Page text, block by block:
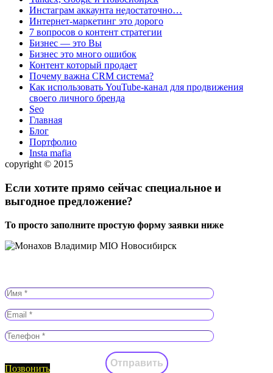
Инстаграм аккаунта недостаточно…
Интернет-маркетинг это дорого
7 вопросов о контент стратегии
Бизнес — это Вы
Бизнес это много ошибок
Контент который продает
Почему важна CRM система?
Как использовать YouTube-канал для продвижения
своего личного бренда
Seo
Главная
Блог
Портфолио
Insta mafia
copyright © 2015
Если хотите прямо сейчас специальное и
выгодное предложение?
То просто заполните простую форму заявки ниже
Позвонить